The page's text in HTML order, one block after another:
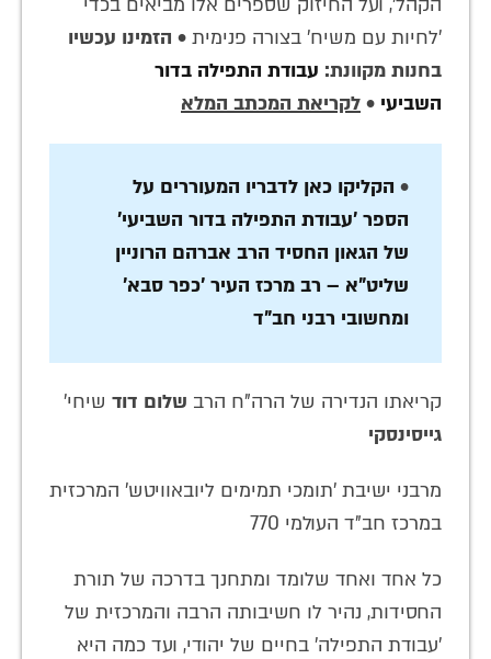
הקהל', ועל החיזוק שספרים אלו מביאים בכדי
'לחיות עם משיח' בצורה פנימית • הזמינו עכשיו
בחנות מקוונת: עבודת התפילה בדור
השביעי • לקריאת המכתב המלא
• הקליקו כאן לדבריו המעוררים על
הספר 'עבודת התפילה בדור השביעי'
של הגאון החסיד הרב אברהם הרוניין
שליט"א – רב מרכז העיר 'כפר סבא'
ומחשובי רבני חב"ד
קריאתו הנדירה של הרה"ח הרב שלום דוד שיחי'
גייסינסקי
מרבני ישיבת 'תומכי תמימים ליובאוויטש' המרכזית
במרכז חב"ד העולמי 770
כל אחד ואחד שלומד ומתחנך בדרכה של תורת
החסידות, נהיר לו חשיבותה הרבה והמרכזית של
'עבודת התפילה' בחיים של יהודי, ועד כמה היא